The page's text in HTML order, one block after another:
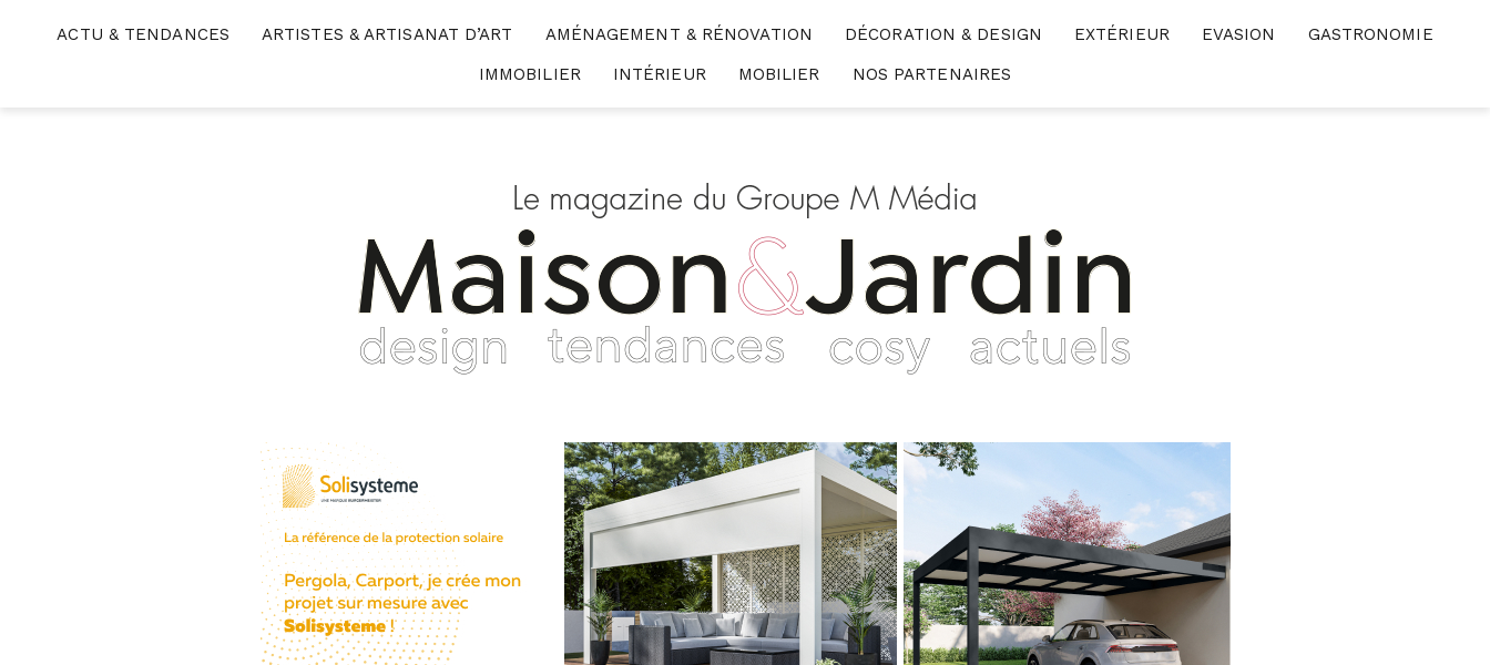
ACTU & TENDANCES ARTISTES & ARTISANAT D’ART AMÉNAGEMENT & RÉNOVATION DÉCORATION & DESIGN EXTÉRIEUR EVASION
GASTRONOMIE
IMMOBILIER
INTÉRIEUR MOBILIER NOS PARTENAIRES